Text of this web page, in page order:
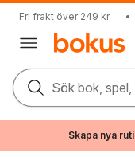
Fri frakt över 249 kr •
Sök bok,
Skapa nya